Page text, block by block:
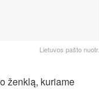
Lietuvos pašto nuotr.
ženklą, kuriame